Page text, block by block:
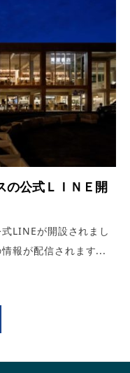
の公式ＬＩＮＥ開
LINEが開設されまし
報が配信されます...